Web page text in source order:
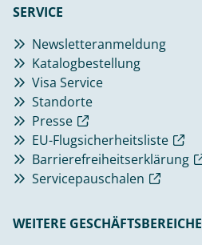
SERVICE
Newsletteranmeldung
Katalogbestellung
Visa Service
Standorte
Presse
EU-Flugsicherheitsliste
Barrierefreiheitserklärung
Servicepauschalen
WEITERE GESCHÄFTSBEREICHE